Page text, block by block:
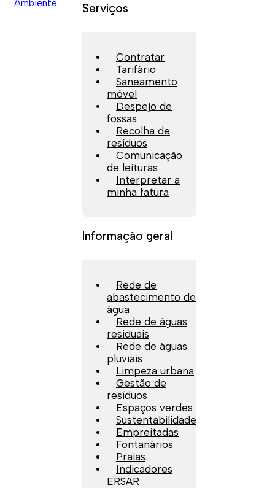
Serviços
Contratar
Tarifário
Saneamento
móvel
Despejo de
fossas
Recolha de
resíduos
Comunicação
de leituras
Interpretar a
minha fatura
Informação geral
Rede de
abastecimento de
água
Rede de águas
residuais
Rede de águas
pluviais
Limpeza urbana
Gestão de
resíduos
Espaços verdes
Sustentabilidade
Empreitadas
Fontanários
Praias
Indicadores
ERSAR